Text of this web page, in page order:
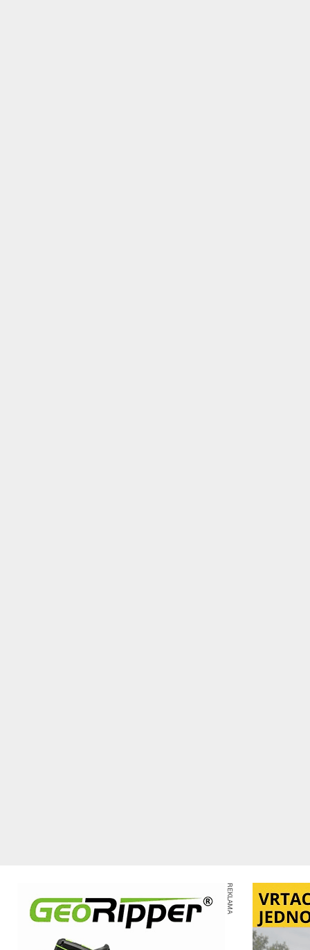
REKLAMA